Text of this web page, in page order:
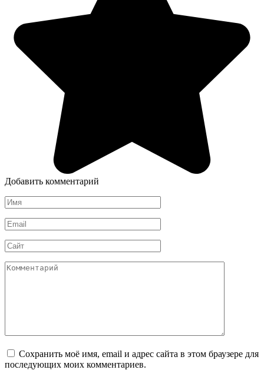
Добавить комментарий
Имя
*
Email
*
Сайт
Комментарий
Сохранить моё имя, email и адрес сайта в этом браузере для
последующих моих комментариев.